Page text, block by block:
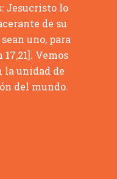
Jesucristo lo
de su
uno, para
Vemos
la unidad de
del mundo.